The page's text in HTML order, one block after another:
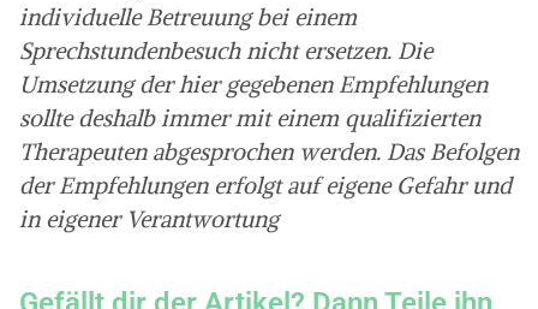
individuelle Betreuung bei einem
Sprechstundenbesuch nicht ersetzen. Die
Umsetzung der hier gegebenen Empfehlungen
sollte deshalb immer mit einem qualifizierten
Therapeuten abgesprochen werden. Das Befolgen
der Empfehlungen erfolgt auf eigene Gefahr und
in eigener Verantwortung